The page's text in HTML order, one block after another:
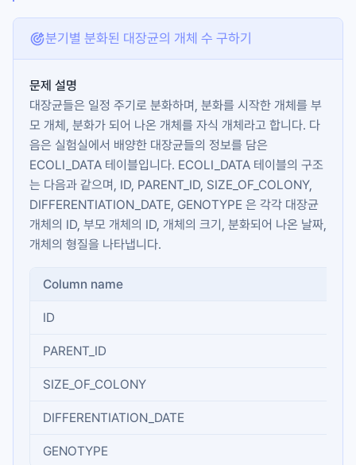
분기별 분화된 대장균의 개체 수 구하기
문제 설명
대장균들은 일정 주기로 분화하며, 분화를 시작한 개체를 부
모 개체, 분화가 되어 나온 개체를 자식 개체라고 합니다. 다
음은 실험실에서 배양한 대장균들의 정보를 담은
ECOLI_DATA 테이블입니다. ECOLI_DATA 테이블의 구조
는 다음과 같으며, ID, PARENT_ID, SIZE_OF_COLONY,
DIFFERENTIATION_DATE, GENOTYPE 은 각각 대장균
개체의 ID, 부모 개체의 ID, 개체의 크기, 분화되어 나온 날짜,
개체의 형질을 나타냅니다.
Column name
ID
PARENT_ID
SIZE_OF_COLONY
DIFFERENTIATION_DATE
GENOTYPE